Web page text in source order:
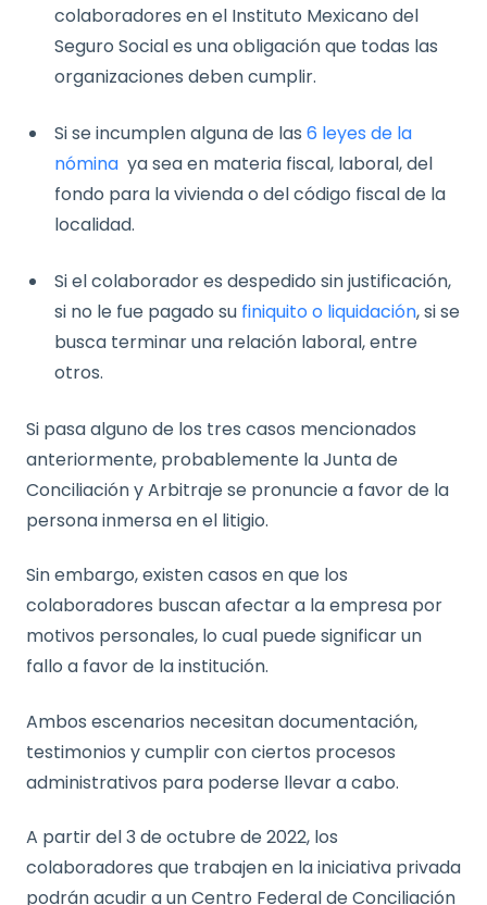
colaboradores en el Instituto Mexicano del
Seguro Social es una obligación que todas las
organizaciones deben cumplir.
Si se incumplen alguna de las 6 leyes de la
nóminaya sea en materia fiscal, laboral, del
fondo para la vivienda o del código fiscal de la
localidad.
Si el colaborador es despedido sin justificación,
si no le fue pagado su finiquito o liquidación, si se
busca terminar una relación laboral, entre
otros.
Si pasa alguno de los tres casos mencionados
anteriormente, probablemente la Junta de
Conciliación y Arbitraje se pronuncie a favor de la
persona inmersa en el litigio.
Sin embargo, existen casos en que los
colaboradores buscan afectar a la empresa por
motivos personales, lo cual puede significar un
fallo a favor de la institución.
Ambos escenarios necesitan documentación,
testimonios y cumplir con ciertos procesos
administrativos para poderse llevar a cabo.
A partir del 3 de octubre de 2022, los
colaboradores que trabajen en la iniciativa privada
podrán acudir a un Centro Federal de Conciliación